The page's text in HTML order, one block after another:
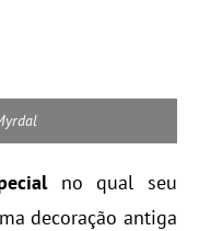
no qual seu
decoração antiga